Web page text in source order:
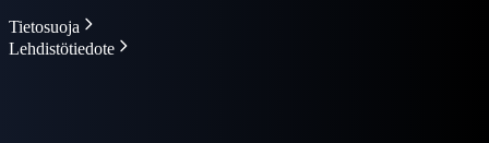
Tietosuoja
Lehdistötiedote